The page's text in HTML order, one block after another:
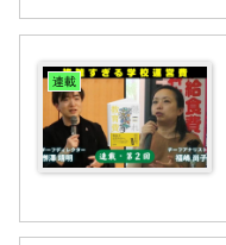
連載